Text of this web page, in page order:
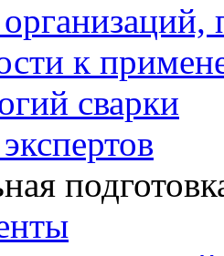
к
сварки